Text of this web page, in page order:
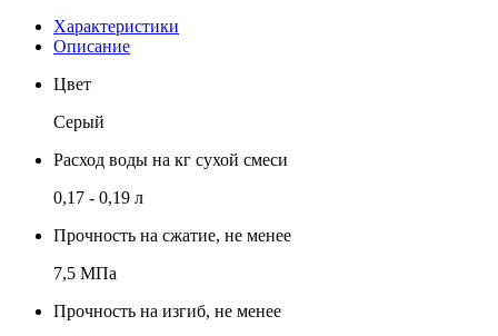
Характеристики
Описание
Цвет
Серый
Расход воды на кг сухой смеси
0,17 - 0,19 л
Прочность на сжатие, не менее
7,5 МПа
Прочность на изгиб, не менее